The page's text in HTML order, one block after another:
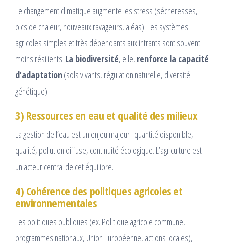
Le changement climatique augmente les stress (sécheresses,
pics de chaleur, nouveaux ravageurs, aléas). Les systèmes
agricoles simples et très dépendants aux intrants sont souvent
moins résilients. La biodiversité, elle, renforce la capacité
d’adaptation(sols vivants, régulation naturelle, diversité
génétique).
3) Ressources en eau et qualité des milieux
La gestion de l’eau est un enjeu majeur : quantité disponible,
qualité, pollution diffuse, continuité écologique. L’agriculture est
un acteur central de cet équilibre.
4) Cohérence des politiques agricoles et
environnementales
Les politiques publiques (ex. Politique agricole commune,
programmes nationaux, Union Européenne, actions locales),